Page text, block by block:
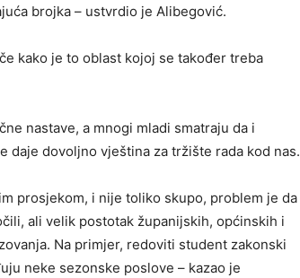
brojka – ustvrdio je Alibegović.
kako je to oblast kojoj se također treba
nastave, a mnogi mladi smatraju da i
daje dovoljno vještina za tržište rada kod nas.
prosjekom, i nije toliko skupo, problem je da
ali velik postotak županijskih, općinskih i
Na primjer, redoviti student zakonski
neke sezonske poslove – kazao je